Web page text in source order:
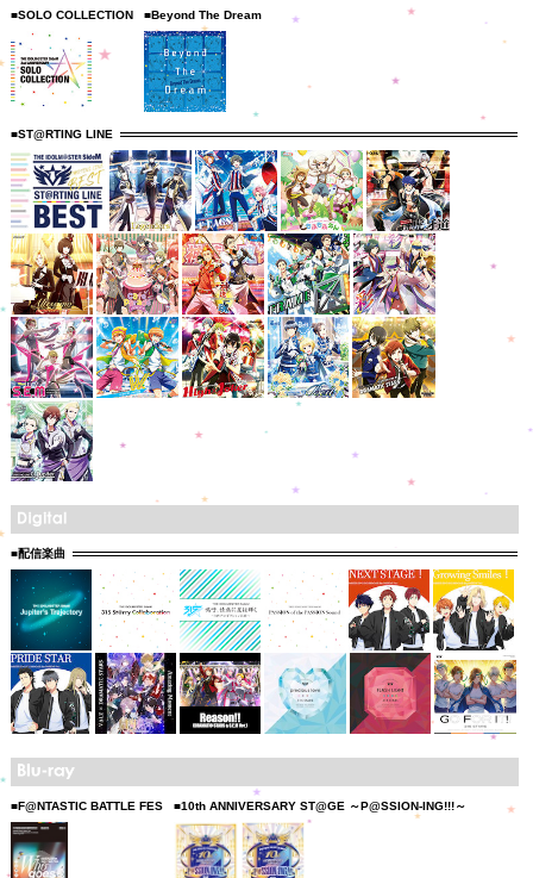
■SOLO COLLECTION ■Beyond The Dream
■ST@RTING LINE
■配信楽曲
■F@NTASTIC BATTLE FES ■10th ANNIVERSARY ST@GE ～P@SSION-ING!!!～